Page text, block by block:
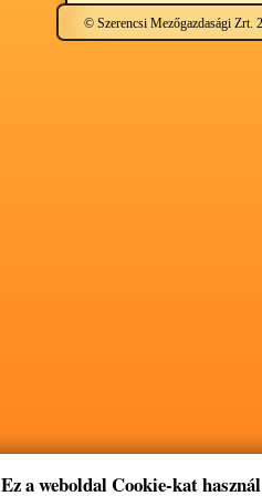
© Szerencsi Mezőgazdasági Zrt.
Ez a weboldal Cookie-kat használ